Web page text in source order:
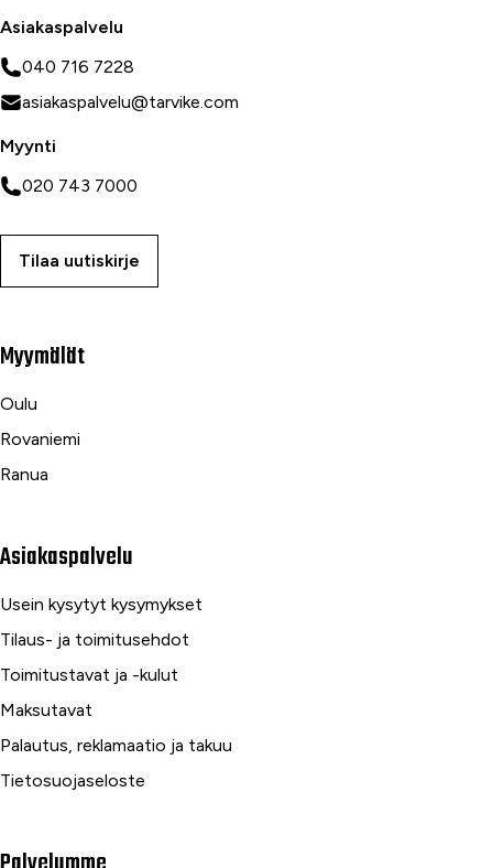
Asiakaspalvelu
040 716 7228
asiakaspalvelu@tarvike.com
Myynti
020 743 7000
Tilaa uutiskirje
Myymälät
Oulu
Rovaniemi
Ranua
Asiakaspalvelu
Usein kysytyt kysymykset
Tilaus- ja toimitusehdot
Toimitustavat ja -kulut
Maksutavat
Palautus, reklamaatio ja takuu
Tietosuojaseloste